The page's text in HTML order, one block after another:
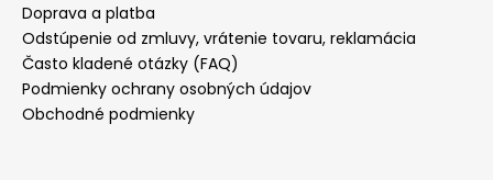
Doprava a platba
Odstúpenie od zmluvy, vrátenie tovaru, reklamácia
Často kladené otázky (FAQ)
Podmienky ochrany osobných údajov
Obchodné podmienky